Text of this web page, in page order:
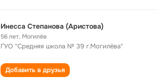
Инесса Степанова (Аристова)
56 лет, Могилёв
ГУО "Средняя школа № 39 г.Могилёва"
Добавить в друзья